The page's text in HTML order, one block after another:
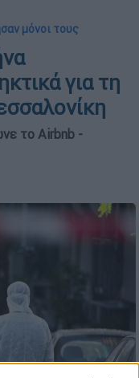
μόνοι τους
για τη
το Airbnb -